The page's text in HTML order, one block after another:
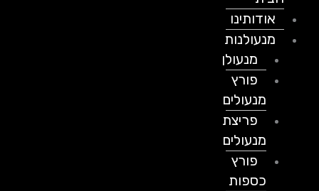
אודותינו
מנעולנות
מנעולן
פורץ
מנעולים
פריצת
מנעולים
פורץ
כספות